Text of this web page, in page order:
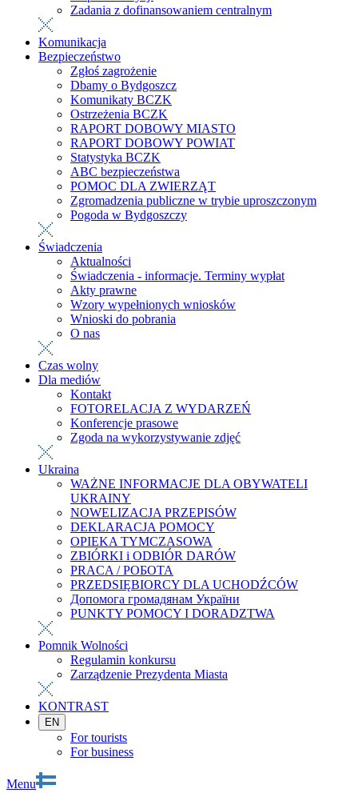
Zadania z dofinansowaniem centralnym
Komunikacja
Bezpieczeństwo
Zgłoś zagrożenie
Dbamy o Bydgoszcz
Komunikaty BCZK
Ostrzeżenia BCZK
RAPORT DOBOWY MIASTO
RAPORT DOBOWY POWIAT
Statystyka BCZK
ABC bezpieczeństwa
POMOC DLA ZWIERZĄT
Zgromadzenia publiczne w trybie uproszczonym
Pogoda w Bydgoszczy
Świadczenia
Aktualności
Świadczenia - informacje. Terminy wypłat
Akty prawne
Wzory wypełnionych wniosków
Wnioski do pobrania
O nas
Czas wolny
Dla mediów
Kontakt
FOTORELACJA Z WYDARZEŃ
Konferencje prasowe
Zgoda na wykorzystywanie zdjęć
Ukraina
WAŻNE INFORMACJE DLA OBYWATELI
UKRAINY
NOWELIZACJA PRZEPISÓW
DEKLARACJA POMOCY
OPIEKA TYMCZASOWA
ZBIÓRKI i ODBIÓR DARÓW
PRACA / РОБОТА
PRZEDSIĘBIORCY DLA UCHODŹCÓW
Допомога громадянам України
PUNKTY POMOCY I DORADZTWA
Pomnik Wolności
Regulamin konkursu
Zarządzenie Prezydenta Miasta
KONTRAST
EN
For tourists
For business
Menu